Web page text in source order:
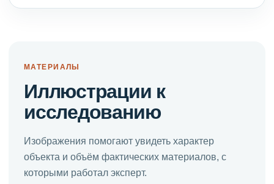
МАТЕРИАЛЫ
Иллюстрации к
исследованию
Изображения помогают увидеть характер
объекта и объём фактических материалов, с
которыми работал эксперт.